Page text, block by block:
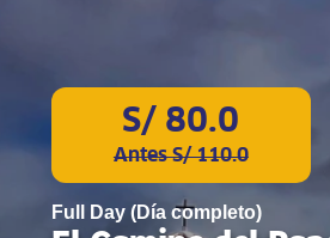
S/ 80.0
Antes S/ 110.0
Full Day (Día completo)